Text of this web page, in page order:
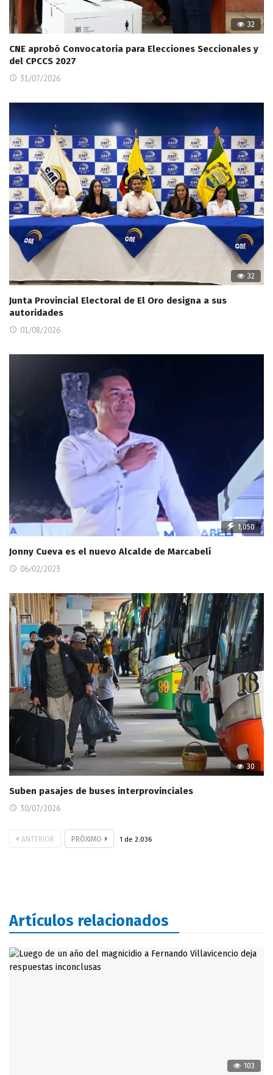
32
CNE aprobó Convocatoria para Elecciones Seccionales y
del CPCCS 2027
31/07/2026
32
Junta Provincial Electoral de El Oro designa a sus
autoridades
01/08/2026
1,050
Jonny Cueva es el nuevo Alcalde de Marcabelí
06/02/2023
30
Suben pasajes de buses interprovinciales
30/07/2026
ANTERIOR PRÓXIMO 1 de 2.036
Artículos relacionados
103